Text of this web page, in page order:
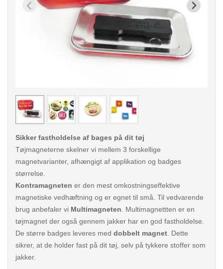
< /picture>
Sikker fastholdelse af bages på dit tøj
Tøjmagneterne skelner vi mellem 3 forskellige
magnetvarianter, afhængigt af applikation og badges
størrelse.
Kontramagneten er den mest omkostningseffektive
magnetiske vedhæftning og er egnet til små. Til vedvarende
brug anbefaler vi Multimagneten . Multimagnettten er en
tøjmagnet der også gennem jakker har en god fastholdelse.
De større badges leveres med dobbelt magnet . Dette
sikrer, at de holder fast på dit tøj, selv på tykkere stoffer som
jakker.